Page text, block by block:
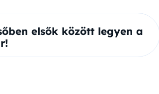
elsők között legyen a